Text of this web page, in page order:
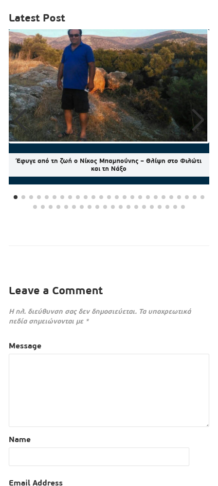
Latest Post
Έφυγε από τη ζωή ο Νίκος Μπαμπούνης – Θλίψη στο Φιλώτι
και τη Νάξο
Leave a Comment
Η ηλ. διεύθυνση σας δεν δημοσιεύεται. Τα υποχρεωτικά
πεδία σημειώνονται με *
Message
Name
Email Address